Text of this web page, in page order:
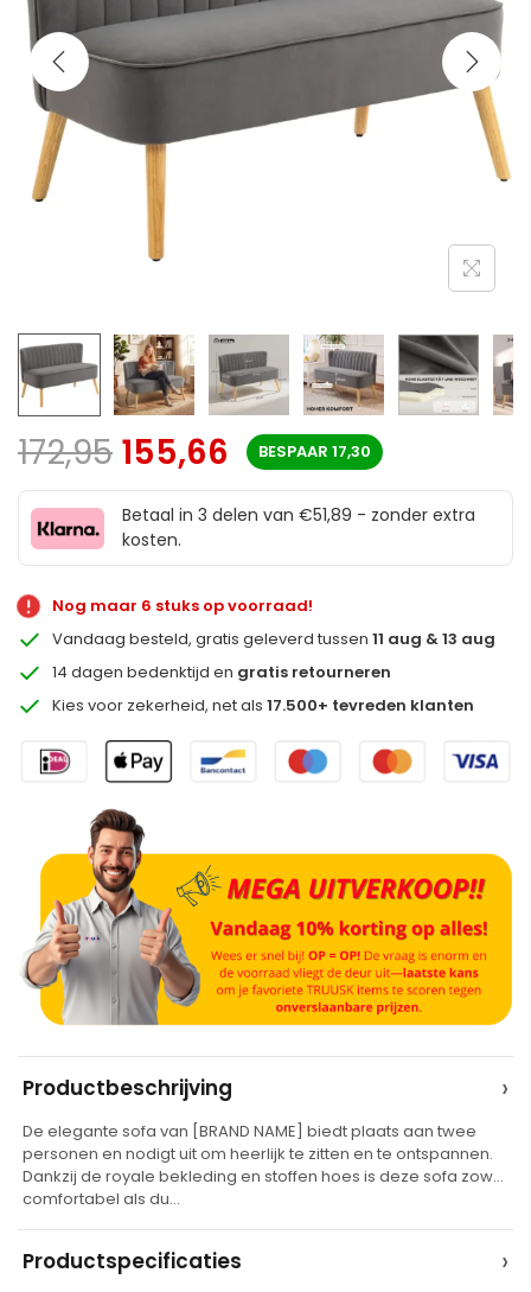
172,95 155,66 BESPAAR 17,30
Betaal in 3 delen van €51,89 - zonder extra
kosten.
Nog maar 6 stuks op voorraad!
Vandaag besteld, gratis geleverd tussen11 aug & 13 aug
14 dagen bedenktijd en gratis retourneren
Kies voor zekerheid, net als17.500+ tevreden klanten
t
e
r
a
Productbeschrijving ›
De elegante sofa van [BRAND NAME] biedt plaats aan twee
personen en nodigt uit om heerlijk te zitten en te ontspannen.
Dankzij de royale bekleding en stoffen hoes is deze sofa zowel
comfortabel als du…
Productspecificaties ›